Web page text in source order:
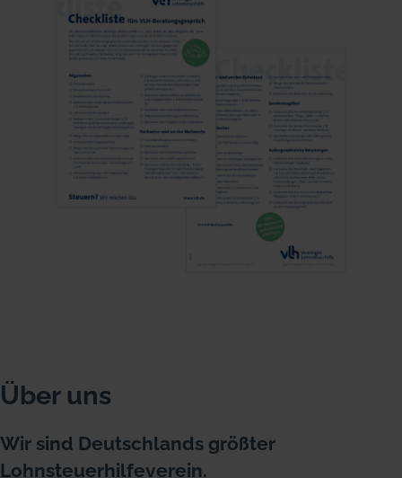
Über uns
Wir sind Deutschlands größter
Lohnsteuerhilfeverein.